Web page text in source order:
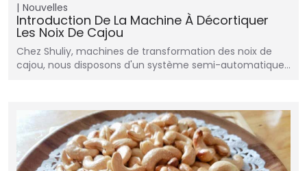
Nouvelles
Introduction De La Machine À Décortiquer
Les Noix De Cajou
Chez Shuliy, machines de transformation des noix de
cajou, nous disposons d'un système semi-automatique…